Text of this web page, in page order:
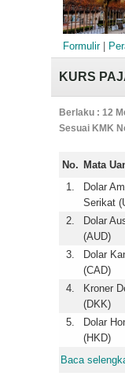
Formulir|
KURS
Berlaku : 12
Sesuai KMK
No. Mata
1.
Dolar
Serikat
2.
Dolar
(AUD)
3.
Dolar
(CAD)
4.
Kroner
(DKK)
5.
Dolar
(HKD)
Baca